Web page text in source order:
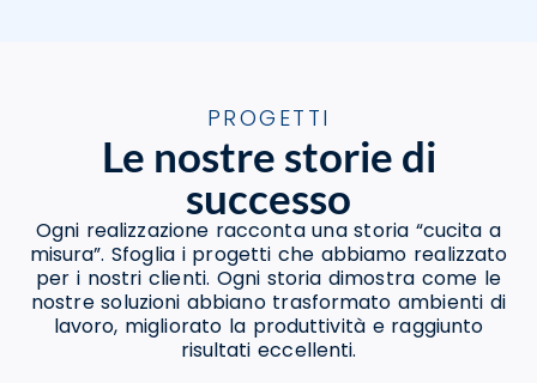
PROGETTI
Le nostre storie di
successo
Ogni realizzazione racconta una storia “cucita a
misura”. Sfoglia i progetti che abbiamo realizzato
per i nostri clienti. Ogni storia dimostra come le
nostre soluzioni abbiano trasformato ambienti di
lavoro, migliorato la produttività e raggiunto
risultati eccellenti.